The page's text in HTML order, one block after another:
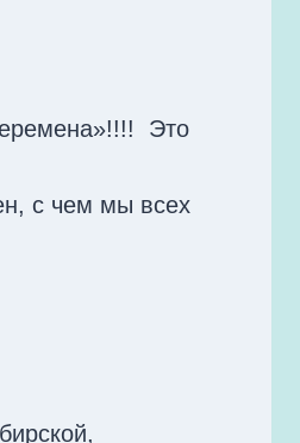
Это
с чем мы всех